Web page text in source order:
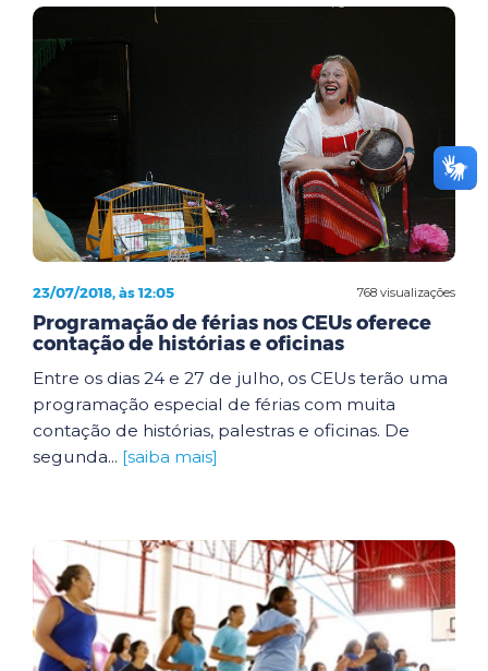
768 visualizações
23/07/2018, às 12:05
Programação de férias nos CEUs oferece
contação de histórias e oficinas
Entre os dias 24 e 27 de julho, os CEUs terão uma
programação especial de férias com muita
contação de histórias, palestras e oficinas. De
segunda... [saiba mais]